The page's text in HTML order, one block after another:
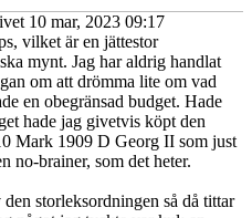
10 mar, 2023 09:17
vilket är en jättestor
mynt. Jag har aldrig handlat
om att drömma lite om vad
en obegränsad budget. Hade
hade jag givetvis köpt den
Mark 1909 D Georg II som just
no-brainer, som det heter.
storleksordningen så då tittar